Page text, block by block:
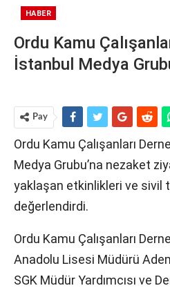
HABER
Ordu Kamu
İstanbul Medya
Pay
Ordu Kamu Çalışanları
Medya Grubu’na nezaket
yaklaşan etkinlikleri ve sivil
değerlendirdi.
Ordu Kamu Çalışanları
Anadolu Lisesi Müdürü
SGK Müdür Yardımcısı ve